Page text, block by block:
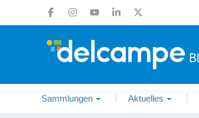
Sammlungen Aktuelles